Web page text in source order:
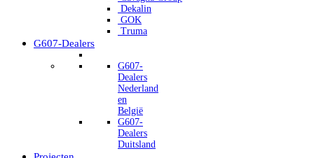
Dekalin
GOK
Truma
G607-Dealers
G607-
Dealers
Nederland
en
België
G607-
Dealers
Duitsland